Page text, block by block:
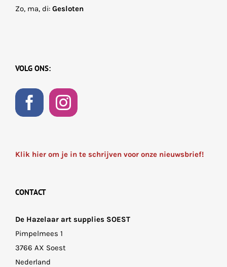
Zo, ma, di: Gesloten
VOLG ONS:
Klik hier om je in te schrijven voor onze nieuwsbrief!
CONTACT
De Hazelaar art supplies SOEST
Pimpelmees 1
3766 AX Soest
Nederland